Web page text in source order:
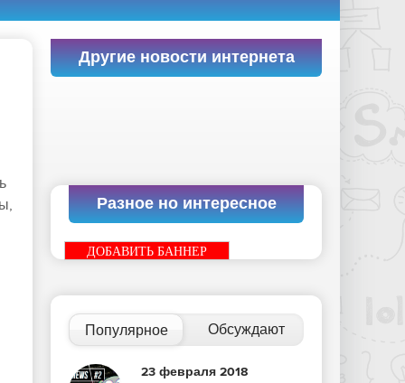
Другие новости интернета
Разное но интересное
ДОБАВИТЬ БАННЕР
Популярное Обсуждают
23 февраля 2018